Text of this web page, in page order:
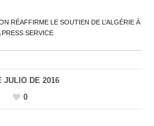
RÉAFFIRME LE SOUTIEN DE L’ALGÉRIE À
SERVICE
JULIO DE 2016
0